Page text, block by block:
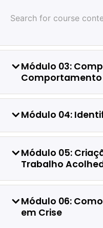
Módulo 02: A
Módulo 03:
Comportamento
Módulo 04:
Módulo 05:
Trabalho
Módulo 06:
em Crise